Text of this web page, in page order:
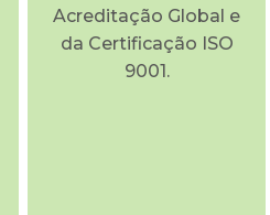
Acreditação Global e
da Certificação ISO
9001.